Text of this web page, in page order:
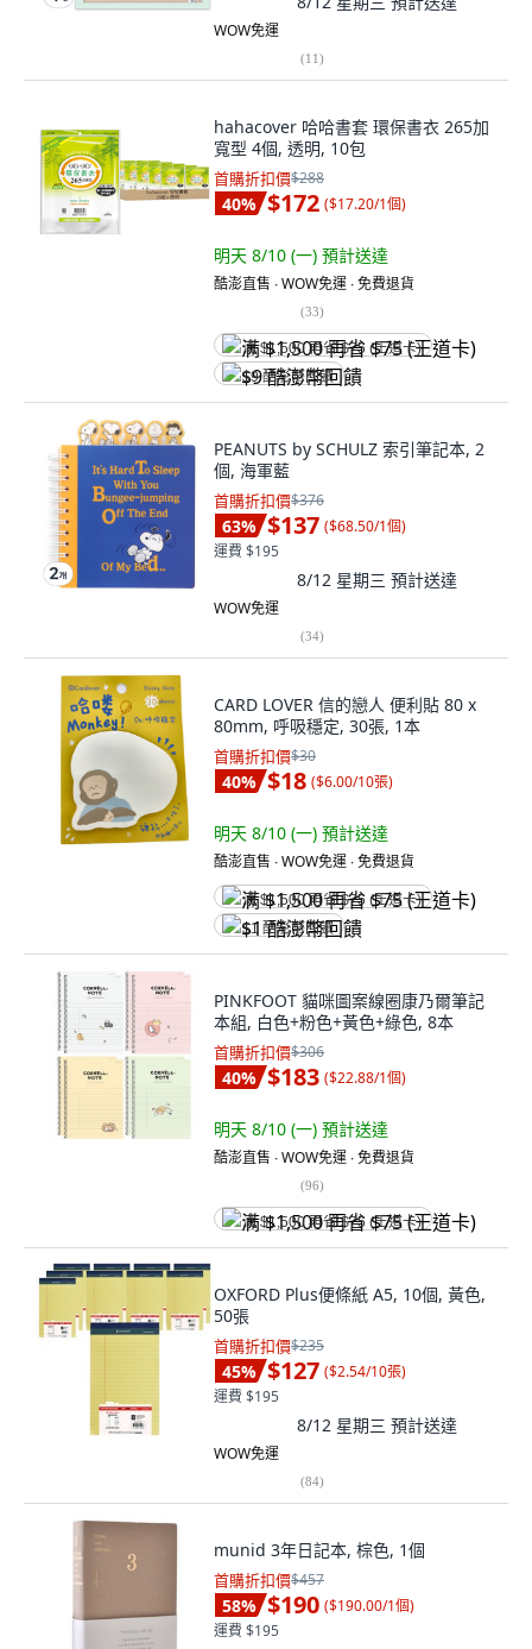
WOW免運
(11)
hahacover 哈哈書套 環保書衣 265加
寬型 4個, 透明, 10包
首購折扣價$288
40% $172 ($17.20/1個)
明天 8/10 (一) 預計送達
酷澎直售 ∙ WOW免運 ∙ 免費退貨
(33)
满 $1,500 再省 $75 (王道卡)
$9 酷澎幣回饋
PEANUTS by SCHULZ 索引筆記本, 2
個, 海軍藍
首購折扣價$376
63% $137 ($68.50/1個)
運費 $195
8/12 星期三 預計送達
WOW免運
(34)
CARD LOVER 信的戀人 便利貼 80 x
80mm, 呼吸穩定, 30張, 1本
首購折扣價$30
40% $18 ($6.00/10張)
明天 8/10 (一) 預計送達
酷澎直售 ∙ WOW免運 ∙ 免費退貨
满 $1,500 再省 $75 (王道卡)
$1 酷澎幣回饋
PINKFOOT 貓咪圖案線圈康乃爾筆記
本組, 白色+粉色+黃色+綠色, 8本
首購折扣價$306
40% $183 ($22.88/1個)
明天 8/10 (一) 預計送達
酷澎直售 ∙ WOW免運 ∙ 免費退貨
(96)
满 $1,500 再省 $75 (王道卡)
OXFORD Plus便條紙 A5, 10個, 黃色,
50張
首購折扣價$235
45% $127 ($2.54/10張)
運費 $195
8/12 星期三 預計送達
WOW免運
(84)
munid 3年日記本, 棕色, 1個
首購折扣價$457
58% $190 ($190.00/1個)
運費 $195